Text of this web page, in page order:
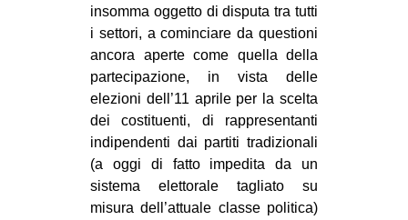
insomma oggetto di disputa tra tutti
i settori, a cominciare da questioni
ancora aperte come quella della
partecipazione, in vista delle
elezioni dell’11 aprile per la scelta
dei costituenti, di rappresentanti
indipendenti dai partiti tradizionali
(a oggi di fatto impedita da un
sistema elettorale tagliato su
misura dell’attuale classe politica)